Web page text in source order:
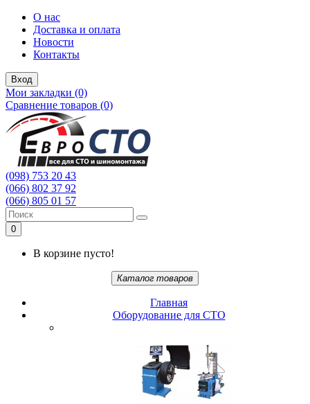
О нас
Доставка и оплата
Новости
Контакты
Вход
Мои закладки (0)
Сравнение товаров (0)
(098) 753 20 43
(066) 802 37 92
(066) 805 01 57
0
В корзине пусто!
Каталог товаров
Главная
Oбopудoвaниe для CTO